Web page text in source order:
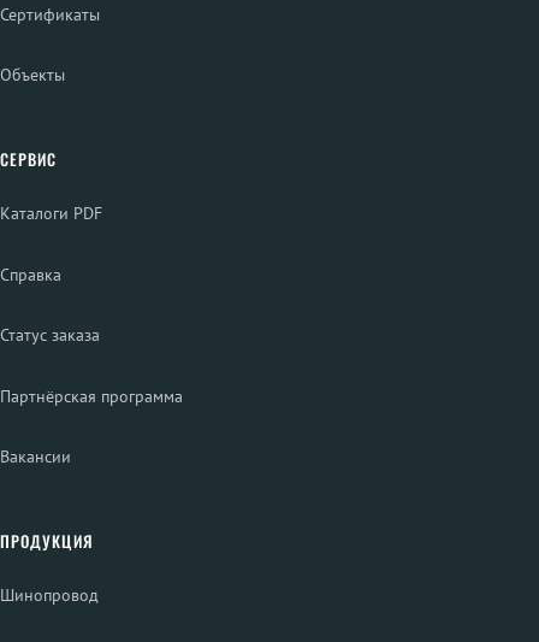
Сертификаты
Объекты
СЕРВИС
Каталоги PDF
Справка
Статус заказа
Партнёрская программа
Вакансии
ПРОДУКЦИЯ
Шинопровод